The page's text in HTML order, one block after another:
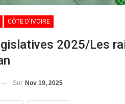
CÔTE D'IVOIRE
2025/Les
Sur Nov 19, 2025